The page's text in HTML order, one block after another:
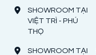
SHOWROOM TẠI
VIỆT TRÌ - PHÚ
THỌ
SHOWROOM TẠI